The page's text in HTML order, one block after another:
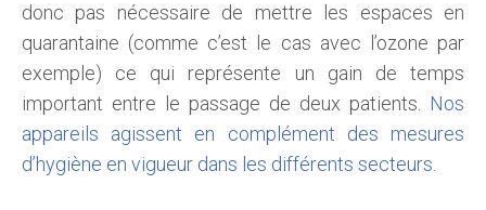
donc pas nécessaire de mettre les espaces en
quarantaine (comme c’est le cas avec l’ozone par
exemple) ce qui représente un gain de temps
important entre le passage de deux patients. Nos
appareils agissent en complément des mesures
d’hygiène en vigueur dans les différents secteurs.